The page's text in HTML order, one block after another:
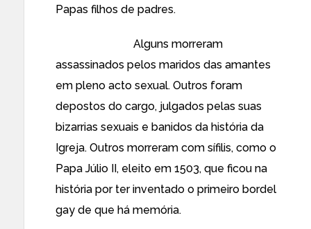
Papas filhos de padres.
Alguns morreram
assassinados pelos maridos das amantes
em pleno acto sexual. Outros foram
depostos do cargo, julgados pelas suas
bizarrias sexuais e banidos da história da
Igreja. Outros morreram com sífilis, como o
Papa Júlio II, eleito em 1503, que ficou na
história por ter inventado o primeiro bordel
gay de que há memória.